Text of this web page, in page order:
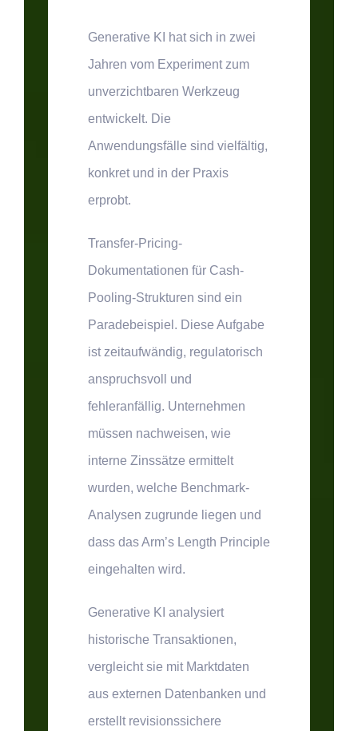
Generative KI hat sich in zwei
Jahren vom Experiment zum
unverzichtbaren Werkzeug
entwickelt. Die
Anwendungsfälle sind vielfältig,
konkret und in der Praxis
erprobt.
Transfer-Pricing-
Dokumentationen für Cash-
Pooling-Strukturen sind ein
Paradebeispiel. Diese Aufgabe
ist zeitaufwändig, regulatorisch
anspruchsvoll und
fehleranfällig. Unternehmen
müssen nachweisen, wie
interne Zinssätze ermittelt
wurden, welche Benchmark-
Analysen zugrunde liegen und
dass das Arm’s Length Principle
eingehalten wird.
Generative KI analysiert
historische Transaktionen,
vergleicht sie mit Marktdaten
aus externen Datenbanken und
erstellt revisionssichere